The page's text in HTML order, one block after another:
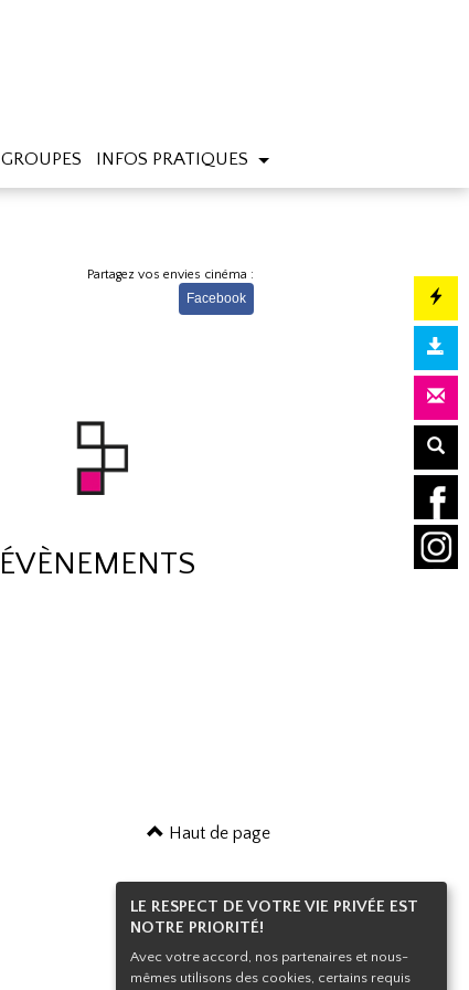
LE RESPECT DE VOTRE VIE PRIVÉE EST
NOTRE PRIORITÉ!
Avec votre accord, nos partenaires et nous-
mêmes utilisons des cookies, certains requis
GROUPES INFOS PRATIQUES
Partagez vos envies cinéma :
Facebook
ÉVÈNEMENTS
Haut de page